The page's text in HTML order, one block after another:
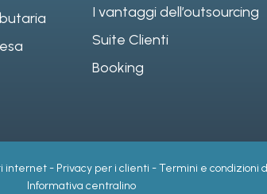
I vantaggi dell’outsourcing
Suite Clienti
Booking
internet- Privacy per i clienti -Termini e condizioni
Informativa centralino